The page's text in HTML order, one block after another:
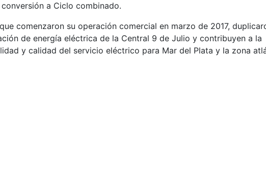
a Ciclo combinado.
comenzaron su operación comercial en marzo de 2017,
de energía eléctrica de la Central 9 de Julio y contribuyen a la
y calidad del servicio eléctrico para Mar del Plata y la zona